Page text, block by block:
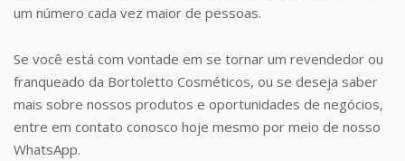
um número cada vez maior de pessoas.
Se você está com vontade em se tornar um revendedor ou
franqueado da Bortoletto Cosméticos, ou se deseja saber
mais sobre nossos produtos e oportunidades de negócios,
entre em contato conosco hoje mesmo por meio de nosso
WhatsApp.